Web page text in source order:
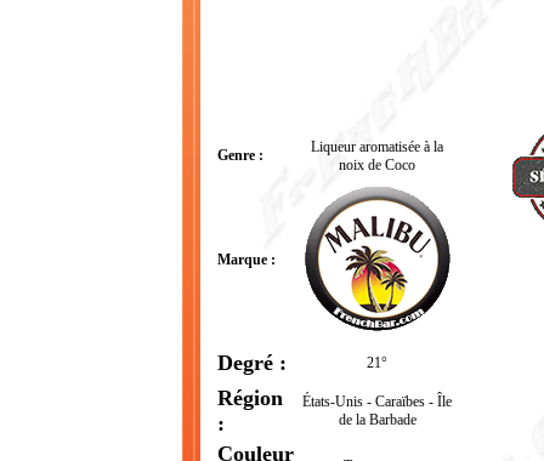
Genre :
Liqueur aromatisée à la
noix de Coco
Marque :
Degré : 21°
Région
:
États-Unis - Caraïbes - Île
de la Barbade
Couleur